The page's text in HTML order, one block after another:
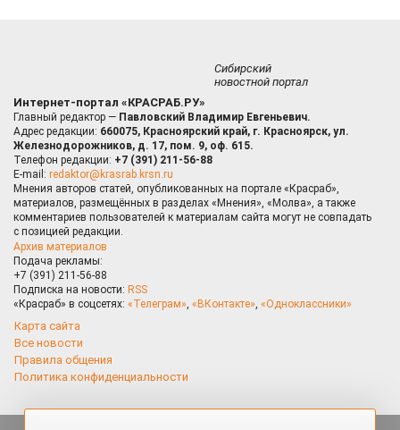
Сибирский
новостной портал
Интернет-портал «КРАСРАБ.РУ»
Главный редактор — Павловский Владимир Евгеньевич.
Адрес редакции: 660075, Красноярский край, г. Красноярск, ул.
Железнодорожников, д. 17, пом. 9, оф. 615.
Телефон редакции: +7 (391) 211-56-88
E-mail: redaktor@krasrab.krsn.ru
Мнения авторов статей, опубликованных на портале «Красраб»,
материалов, размещённых в разделах «Мнения», «Молва», а также
комментариев пользователей к материалам сайта могут не совпадать
с позицией редакции.
Архив материалов
Подача рекламы:
+7 (391) 211-56-88
Подписка на новости: RSS
«Красраб» в соцсетях: «Телеграм», «ВКонтакте», «Одноклассники»
Карта сайта
Все новости
Правила общения
Политика конфиденциальности